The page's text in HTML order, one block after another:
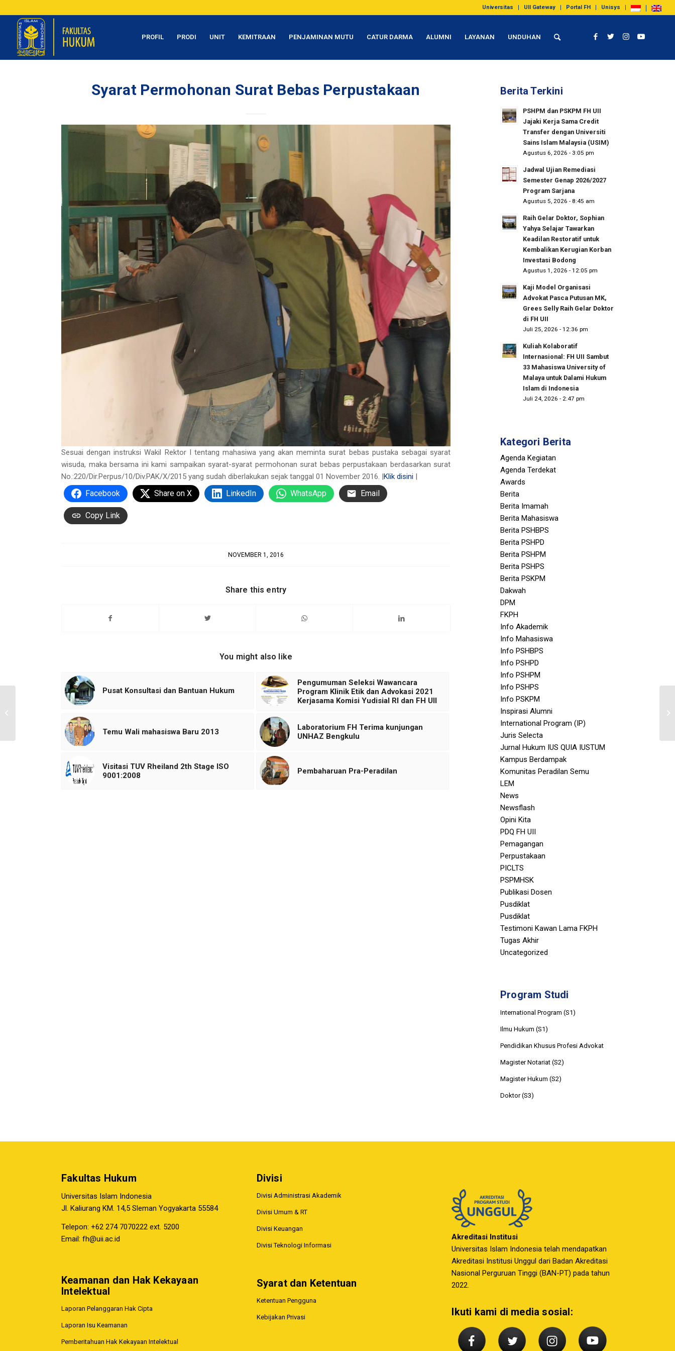
Universitas UII Gateway Portal FH Unisys
PROFIL PRODI UNIT KEMITRAAN PENJAMINAN MUTU CATUR DARMA ALUMNI LAYANAN UNDUHAN
Syarat Permohonan Surat Bebas Perpustakaan
Sesuai dengan instruksi Wakil Rektor I tentang mahasiwa yang akan meminta surat bebas pustaka sebagai syarat
wisuda, maka bersama ini kami sampaikan syarat-syarat permohonan surat bebas perpustakaan berdasarkan surat
No.:220/Dir.Perpus/10/Div.PAK/X/2015 yang sudah diberlakukan sejak tanggal 01 November 2016. |Klik disini |
Facebook Share on X LinkedIn WhatsApp Email
Copy Link
NOVEMBER 1, 2016
Share this entry
You might also like
Pusat Konsultasi dan Bantuan Hukum
Pengumuman Seleksi Wawancara
Program Klinik Etik dan Advokasi 2021
Kerjasama Komisi Yudisial RI dan FH UII
Temu Wali mahasiswa Baru 2013
Laboratorium FH Terima kunjungan
UNHAZ Bengkulu
Visitasi TUV Rheiland 2th Stage ISO
9001:2008
Pembaharuan Pra-Peradilan
Berita Terkini
PSHPM dan PSKPM FH UII
Jajaki Kerja Sama Credit
Transfer dengan Universiti
Sains Islam Malaysia (USIM)
Agustus 6, 2026 - 3:05 pm
Jadwal Ujian Remediasi
Semester Genap 2026/2027
Program Sarjana
Agustus 5, 2026 - 8:45 am
Raih Gelar Doktor, Sophian
Yahya Selajar Tawarkan
Keadilan Restoratif untuk
Kembalikan Kerugian Korban
Investasi Bodong
Agustus 1, 2026 - 12:05 pm
Kaji Model Organisasi
Advokat Pasca Putusan MK,
Grees Selly Raih Gelar Doktor
di FH UII
Juli 25, 2026 - 12:36 pm
Kuliah Kolaboratif
Internasional: FH UII Sambut
33 Mahasiswa University of
Malaya untuk Dalami Hukum
Islam di Indonesia
Juli 24, 2026 - 2:47 pm
Kategori Berita
Agenda Kegiatan
Agenda Terdekat
Awards
Berita
Berita Imamah
Berita Mahasiswa
Berita PSHBPS
Berita PSHPD
Berita PSHPM
Berita PSHPS
Berita PSKPM
Dakwah
DPM
FKPH
Info Akademik
Info Mahasiswa
Info PSHBPS
Info PSHPD
Info PSHPM
Info PSHPS
Info PSKPM
Inspirasi Alumni
International Program (IP)
Juris Selecta
Jurnal Hukum IUS QUIA IUSTUM
Kampus Berdampak
Komunitas Peradilan Semu
LEM
News
Newsflash
Opini Kita
PDQ FH UII
Pemagangan
Perpustakaan
PICLTS
PSPMHSK
Publikasi Dosen
Pusdiklat
Pusdiklat
Testimoni Kawan Lama FKPH
Tugas Akhir
Uncategorized
Program Studi
International Program (S1)
Ilmu Hukum (S1)
Pendidikan Khusus Profesi Advokat
Magister Notariat (S2)
Magister Hukum (S2)
Doktor (S3)
Fakultas Hukum
Universitas Islam Indonesia
Jl. Kaliurang KM. 14,5 Sleman Yogyakarta 55584
Telepon: +62 274 7070222 ext. 5200
Email: fh@uii.ac.id
Keamanan dan Hak Kekayaan
Intelektual
Laporan Pelanggaran Hak Cipta
Laporan Isu Keamanan
Pemberitahuan Hak Kekayaan Intelektual
Divisi
Divisi Administrasi Akademik
Divisi Umum & RT
Divisi Keuangan
Divisi Teknologi Informasi
Syarat dan Ketentuan
Ketentuan Pengguna
Kebijakan Privasi
Akreditasi Institusi
Universitas Islam Indonesia telah mendapatkan
Akreditasi Institusi Unggul dari Badan Akreditasi
Nasional Perguruan Tinggi (BAN-PT) pada tahun
2022.
Ikuti kami di media sosial:
Mahasiswa FH UNTAG